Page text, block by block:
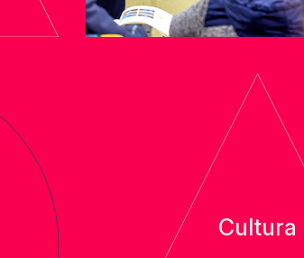
Cultura